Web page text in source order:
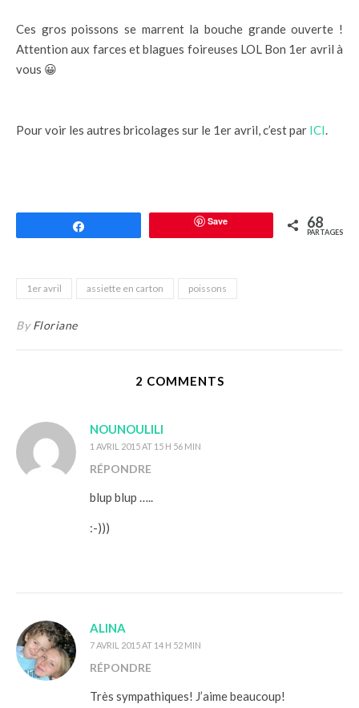
Ces gros poissons se marrent la bouche grande ouverte !
Attention aux farces et blagues foireuses LOL Bon 1er avril à
vous 😀
Pour voir les autres bricolages sur le 1er avril, c’est par ICI
Save 68
PARTAGES
1er avril assiette en carton poissons
ByFloriane
2 COMMENTS
NOUNOULILI
1 AVRIL 2015 AT 15 H 56 MIN
RÉPONDRE
blup blup …..
:-)))
ALINA
7 AVRIL 2015 AT 14 H 52 MIN
RÉPONDRE
Très sympathiques! J’aime beaucoup!